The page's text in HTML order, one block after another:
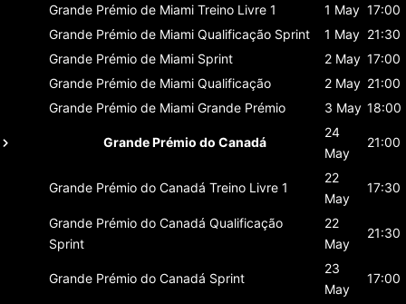
Grande Prémio de Miami Treino Livre 1 1 May 17:00
Grande Prémio de Miami Qualificação Sprint 1 May 21:30
Grande Prémio de Miami Sprint 2 May 17:00
Grande Prémio de Miami Qualificação 2 May 21:00
Grande Prémio de Miami Grande Prémio 3 May 18:00
Grande Prémio do Canadá
24
May
21:00
Grande Prémio do Canadá Treino Livre 1
22
May
17:30
Grande Prémio do Canadá Qualificação
Sprint
22
May
21:30
Grande Prémio do Canadá Sprint
23
May
17:00